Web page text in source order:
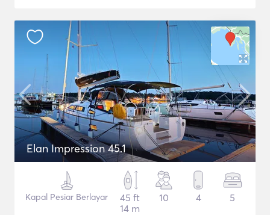
Elan Impression 45.1
Kapal Pesiar Berlayar
45 ft
14 m
10 4 5